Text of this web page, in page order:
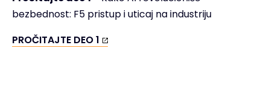
bezbednost: F5 pristup i uticaj na industriju
PROČITAJTE DEO 1